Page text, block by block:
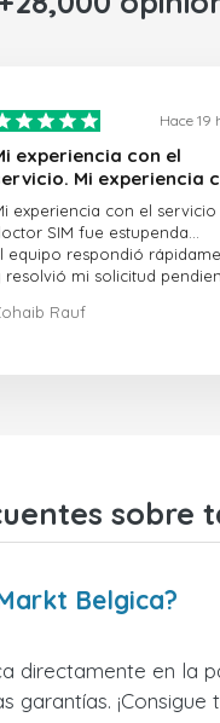
Hace 19
experiencia con el
Mi experiencia
servicio de doctorSIM
experiencia con el servicio
SIM fue estupenda...
equipo respondió
resolvió mi solicitud
general, fue una gran
Rauf
sobre
Belgica?
directamente en la